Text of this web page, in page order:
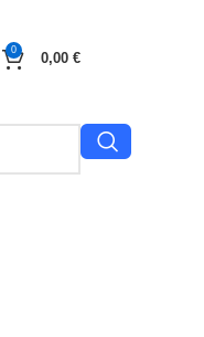
0
0,00 €